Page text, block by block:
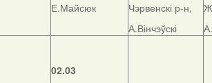
Е.Майсюк
Чэрвенскі р-н,
А.Вінчэўскі
02.03